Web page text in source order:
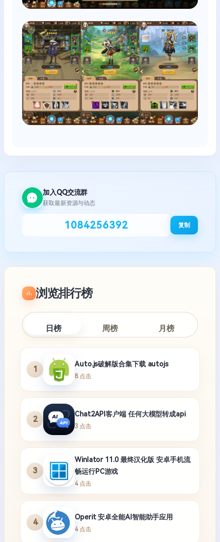
加入QQ交流群
获取最新资源与动态
1084256392 复制
浏览排行榜
日榜 周榜 月榜
1
Auto.js破解版合集下载 autojs
8 点击
2
Chat2API客户端 任何大模型转成api
3 点击
3
Winlator 11.0 最终汉化版 安卓手机流
畅运行PC游戏
4 点击
4
Operit 安卓全能AI智能助手应用
4 点击